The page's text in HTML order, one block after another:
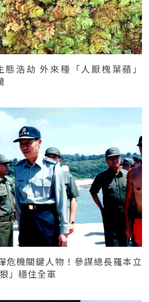
浩劫 外來種「人厭槐葉蘋」
危機關鍵人物！參謀總長羅本立
」穩住全軍